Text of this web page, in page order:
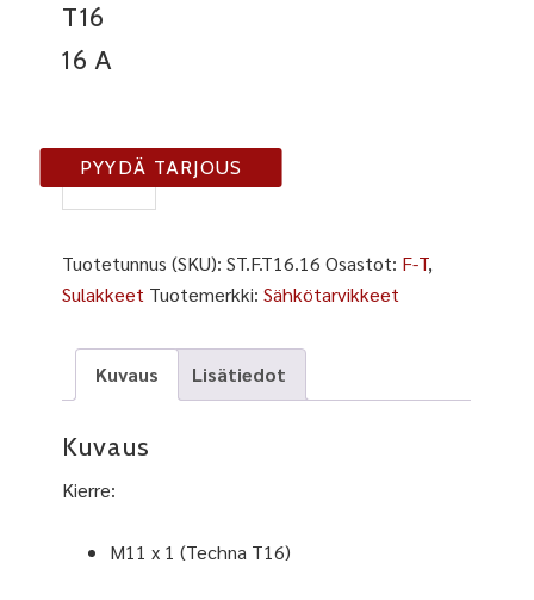
T16
16 A
T16-
määrä
PYYDÄ TARJOUS
Tuotetunnus (SKU):ST.F.T16.16 Osastot: F-T,
Sulakkeet Tuotemerkki:Sähkötarvikkeet
Kuvaus Lisätiedot
Kuvaus
Kierre:
M11 x 1 (Techna T16)